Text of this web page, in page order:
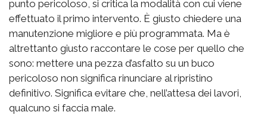
punto pericoloso, si critica la modalità con cui viene
effettuato il primo intervento. È giusto chiedere una
manutenzione migliore e più programmata. Ma è
altrettanto giusto raccontare le cose per quello che
sono: mettere una pezza d’asfalto su un buco
pericoloso non significa rinunciare al ripristino
definitivo. Significa evitare che, nell’attesa dei lavori,
qualcuno si faccia male.